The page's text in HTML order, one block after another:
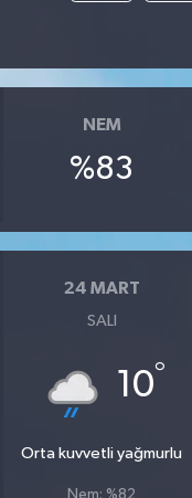
NEM
%83
24 MART
SALI
10°
Orta kuvvetli yağmurlu
Nem: %82